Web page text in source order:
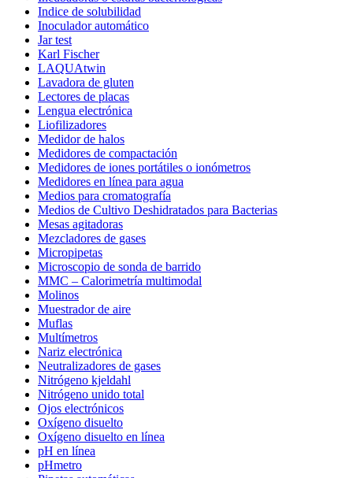
Indice de solubilidad
Inoculador automático
Jar test
Karl Fischer
LAQUAtwin
Lavadora de gluten
Lectores de placas
Lengua electrónica
Liofilizadores
Medidor de halos
Medidores de compactación
Medidores de iones portátiles o ionómetros
Medidores en línea para agua
Medios para cromatografía
Medios de Cultivo Deshidratados para Bacterias
Mesas agitadoras
Mezcladores de gases
Micropipetas
Microscopio de sonda de barrido
MMC – Calorimetría multimodal
Molinos
Muestrador de aire
Muflas
Multímetros
Nariz electrónica
Neutralizadores de gases
Nitrógeno kjeldahl
Nitrógeno unido total
Ojos electrónicos
Oxígeno disuelto
Oxígeno disuelto en línea
pH en línea
pHmetro